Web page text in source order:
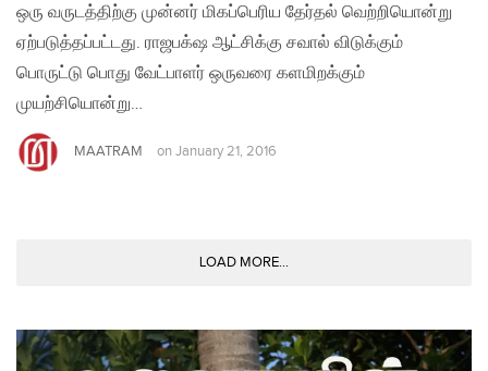
ஒரு வருடத்திற்கு முன்னர் மிகப்பெரிய தேர்தல் வெற்றியொன்று
ஏற்படுத்தப்பட்டது. ராஜபக்‌ஷ ஆட்சிக்கு சவால் விடுக்கும்
பொருட்டு பொது வேட்பாளர் ஒருவரை களமிறக்கும்
முயற்சியொன்று…
MAATRAM on January 21, 2016
LOAD MORE...